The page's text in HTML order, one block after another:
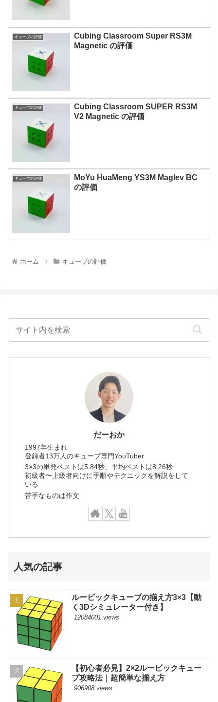
キューブの評価
Cubing Classroom Super RS3M
Magnetic の評価
キューブの評価
Cubing Classroom SUPER RS3M
V2 Magnetic の評価
キューブの評価
MoYu HuaMeng YS3M Maglev BC
の評価
ホーム キューブの評価
だーおか
1997年生まれ
登録者13万人のキューブ専門YouTuber
3×3の単発ベストは5.84秒、平均ベストは8.26秒
初級者〜上級者向けに手順やテクニックを解説をして
いる
苦手なものは作文
人気の記事
ルービックキューブの揃え方3×3【動
く3Dシミュレーター付き】
12084001 views
【初心者必見】2×2ルービックキュー
ブ攻略法｜超簡単な揃え方
906908 views